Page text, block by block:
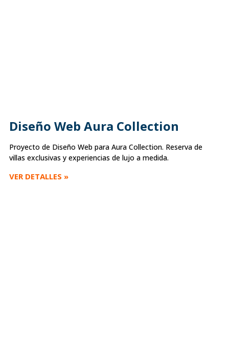
Diseño Web Aura Collection
Proyecto de Diseño Web para Aura Collection. Reserva de
villas exclusivas y experiencias de lujo a medida.
VER DETALLES »